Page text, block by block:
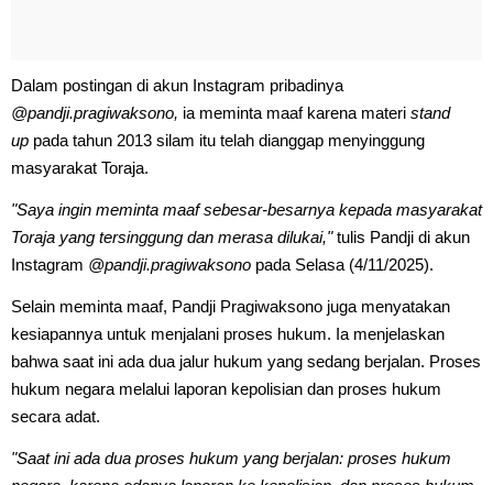
Dalam postingan di akun Instagram pribadinya
@pandji.pragiwaksono, ia meminta maaf karena materi stand
up pada tahun 2013 silam itu telah dianggap menyinggung
masyarakat Toraja.
"Saya ingin meminta maaf sebesar-besarnya kepada masyarakat
Toraja yang tersinggung dan merasa dilukai,"tulis Pandji di akun
Instagram @pandji.pragiwaksono pada Selasa (4/11/2025).
Selain meminta maaf, Pandji Pragiwaksono juga menyatakan
kesiapannya untuk menjalani proses hukum. Ia menjelaskan
bahwa saat ini ada dua jalur hukum yang sedang berjalan. Proses
hukum negara melalui laporan kepolisian dan proses hukum
secara adat.
"Saat ini ada dua proses hukum yang berjalan: proses hukum